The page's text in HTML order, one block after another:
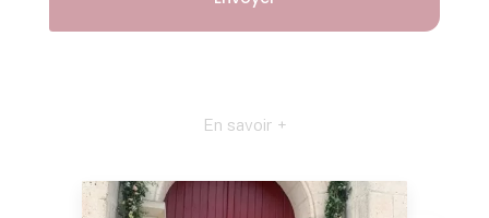
En savoir +